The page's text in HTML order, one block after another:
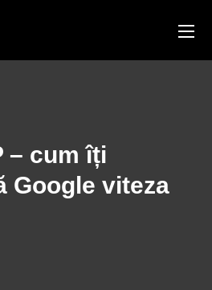
– cum îți
Google viteza